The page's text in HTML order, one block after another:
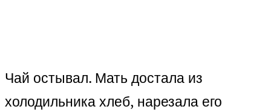
Чай остывал. Мать достала из
холодильника хлеб, нарезала его